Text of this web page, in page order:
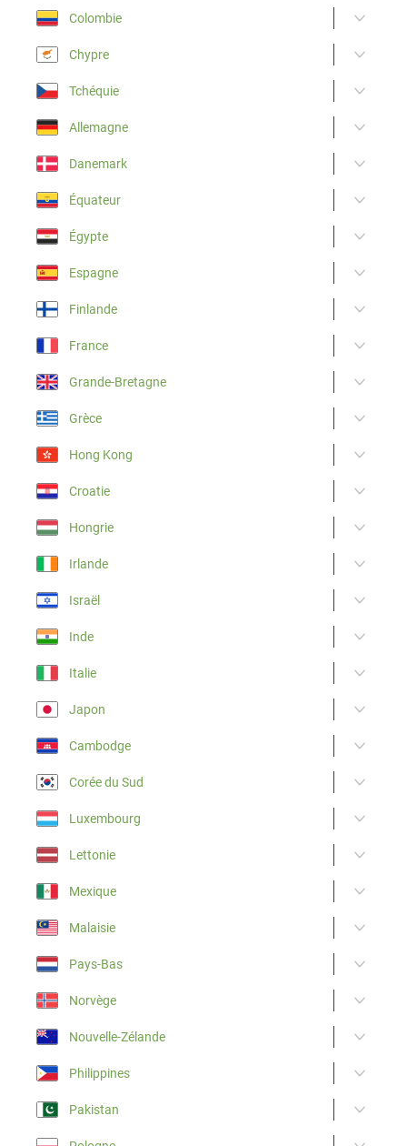
Colombie
Chypre
Tchéquie
Allemagne
Danemark
Équateur
Égypte
Espagne
Finlande
France
Grande-Bretagne
Grèce
Hong Kong
Croatie
Hongrie
Irlande
Israël
Inde
Italie
Japon
Cambodge
Corée du Sud
Luxembourg
Lettonie
Mexique
Malaisie
Pays-Bas
Norvège
Nouvelle-Zélande
Philippines
Pakistan